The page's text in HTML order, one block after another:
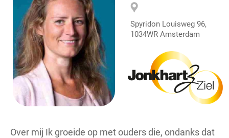
Spyridon Louisweg 96,
1034WR Amsterdam
Over mij Ik groeide op met ouders die, ondanks dat